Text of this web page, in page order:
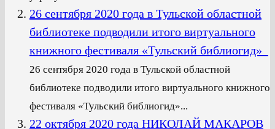
26 сентября 2020 года в Тульской областной
библиотеке подводили итого виртуального
книжного фестиваля «Тульский библиогид»
26 сентября 2020 года в Тульской областной
библиотеке подводили итого виртуального книжного
фестиваля «Тульский библиогид»...
22 октября 2020 года НИКОЛАЙ МАКАРОВ